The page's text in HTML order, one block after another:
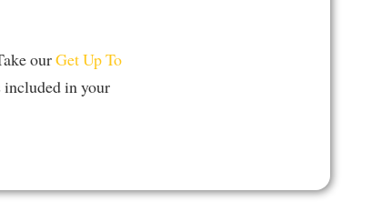
ourGet Up To
included in your